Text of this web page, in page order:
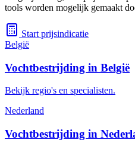
tools worden mogelijk gemaakt
Start prijsindicatie
België
Vochtbestrijding in België
Bekijk regio's en specialisten.
Nederland
Vochtbestrijding in